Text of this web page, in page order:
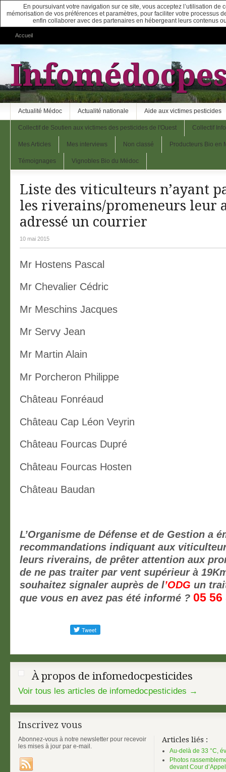
Accueil
Actualité Médoc Actualité nationale Aide aux victimes pesticides
Collectif de Soutien aux victimes des pesticides de l'Ouest Collectif
Mes Articles Mes interviews Non classé Producteurs Bio en
Témoignages Vignobles Bio du Médoc
Liste des viticulteurs n’ayant
les riverains/promeneurs leur
adressé un courrier
10 mai 2015
Mr Hostens Pascal
Mr Chevalier Cédric
Mr Meschins Jacques
Mr Servy Jean
Mr Martin Alain
Mr Porcheron Philippe
Château Fonréaud
Château Cap Léon Veyrin
Château Fourcas Dupré
Château Fourcas Hosten
Château Baudan
L’Organisme de Défense et de Gestion a
recommandations indiquant aux
leurs riverains, de prêter attention aux
de ne pas traiter par vent supérieur à
souhaitez signaler auprès de l’ODG un
que vous en avez pas été informé ? 05 56
À propos de infomedocpesticides
Voir tous les articles de infomedocpesticides →
Inscrivez vous
Abonnez-vous à notre newsletter pour recevoir
les mises à jour par e-mail.
Articles liés :
Au-delà de 33 °C,
Photos
devant Cour
En poursuivant votre navigation sur ce site, vous acceptez l’utilisation
mémorisation de vos préférences et paramètres, pour faciliter votre processus
enfin collaborer avec des partenaires en hébergeant leurs contenus